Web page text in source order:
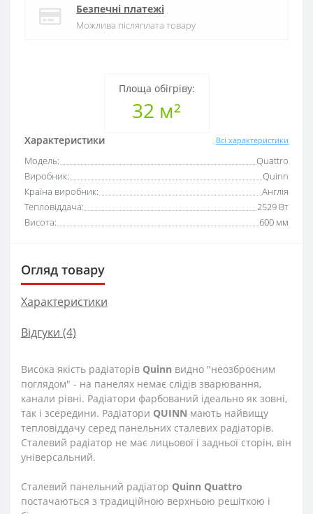
Площа обігріву:
32 м²
Характеристики Всі характеристики
Модель:
Quattro
Виробник:
Quinn
Країна виробник:
Англія
Тепловіддача:
2529 Вт
Висота:
600 мм
Безпечні платежі
Можлива післяплата товару
Огляд товару
Характеристики
Відгуки (4)
Висока якість радіаторів Quinn видно "неозброєним
поглядом" - на панелях немає слідів зварювання,
канали рівні. Радіатори фарбований ідеально як зовні,
так і зсередини. Радіатори QUINN мають найвищу
тепловіддачу серед панельних сталевих радіаторів.
Сталевий радіатор не має лицьової і задньої сторін, він
універсальний.
Сталевий панельний радіатор Quinn Quattro
постачаються з традиційною верхньою решіткою і